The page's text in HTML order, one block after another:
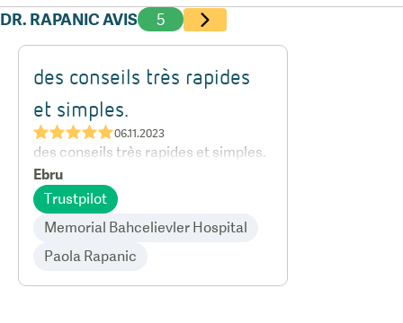
DR. RAPANIC AVIS 5
des conseils très rapides
et simples.
★★★★★06.11.2023
des conseils très rapides et simples.
Ebru
Trustpilot
Memorial Bahcelievler Hospital
Paola Rapanic